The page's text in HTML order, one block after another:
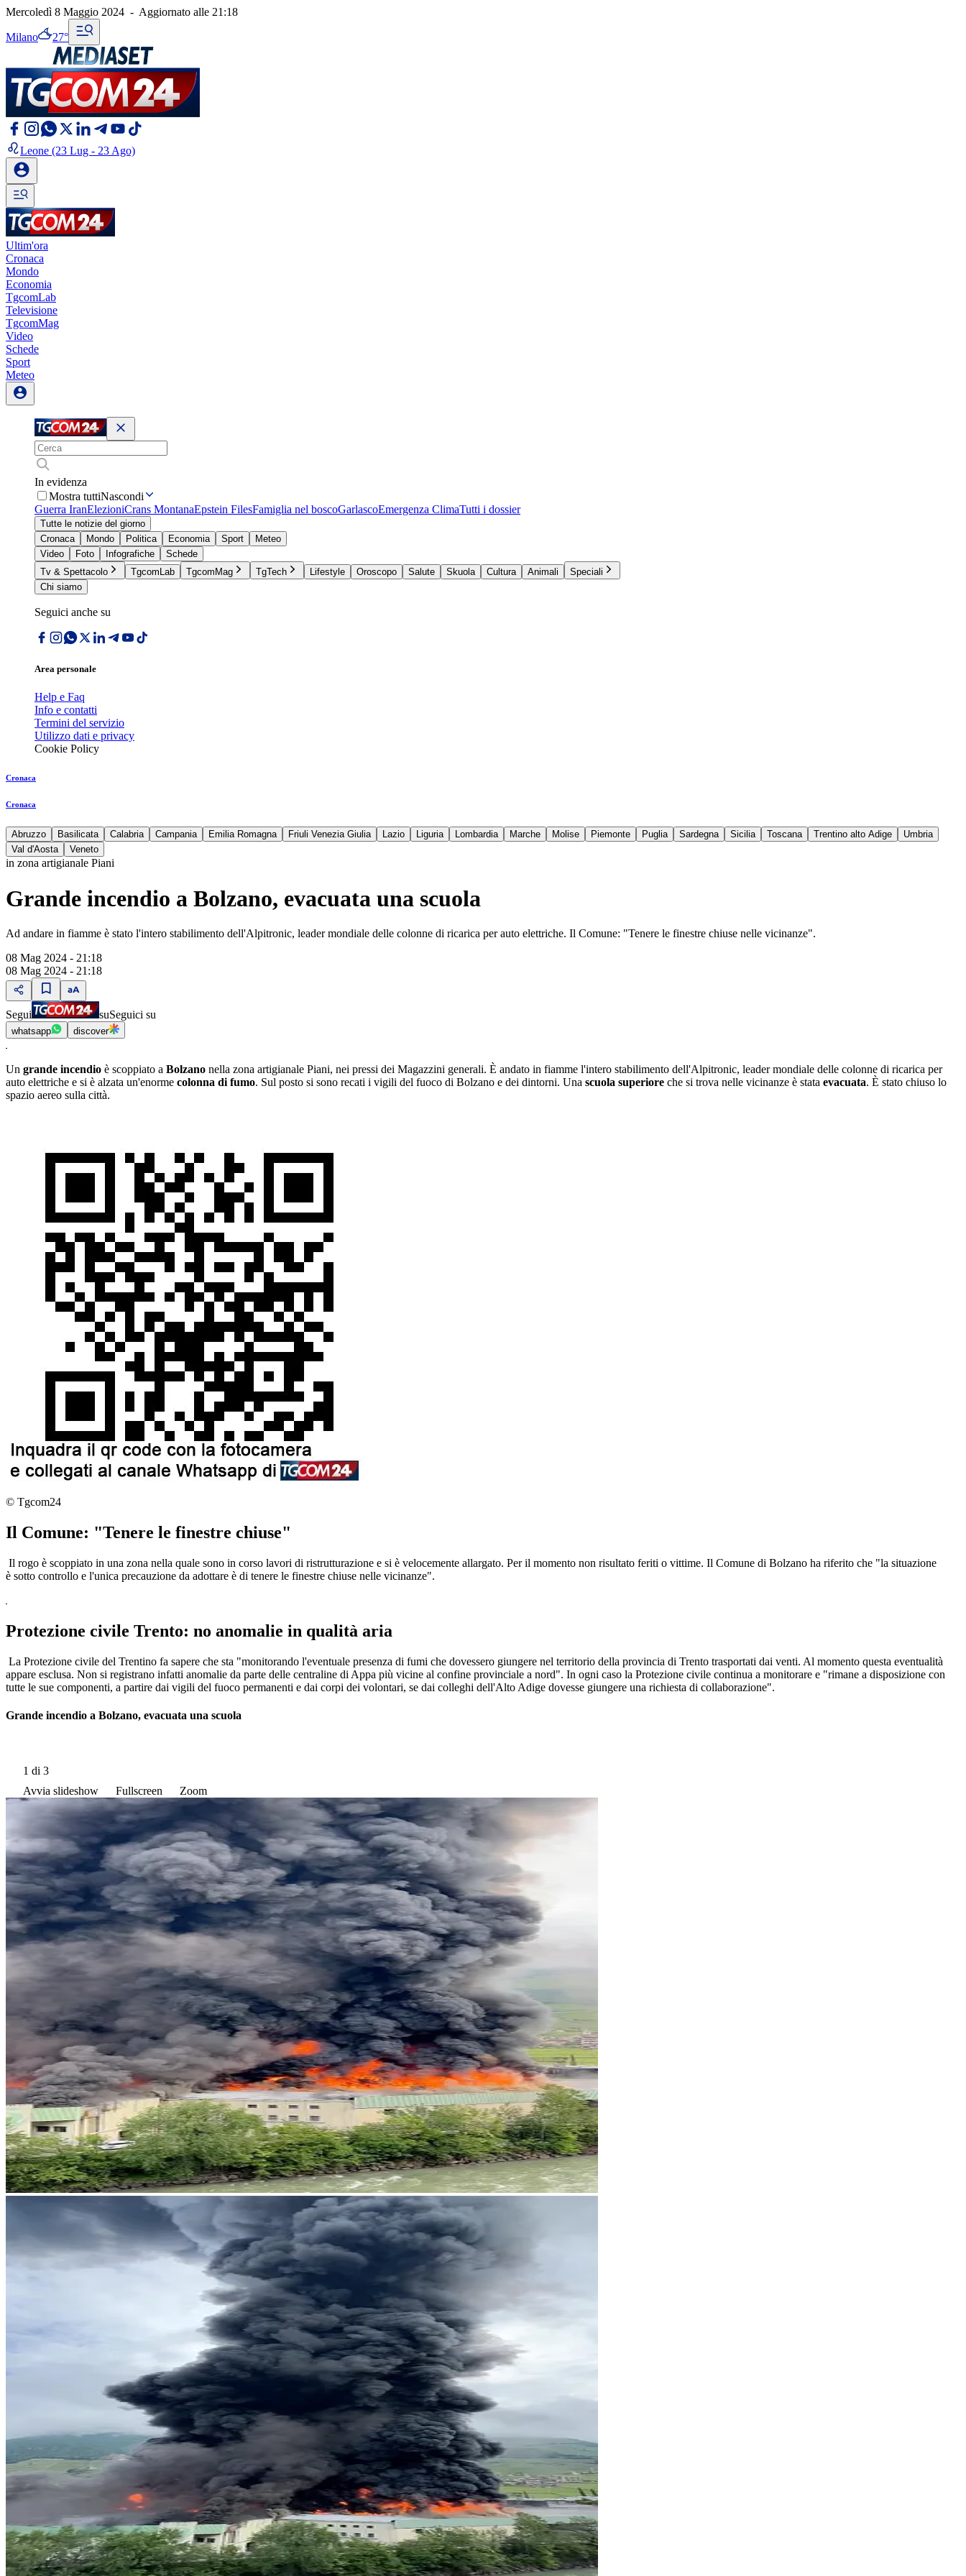
Mercoledì 8 Maggio 2024 - Aggiornato alle 21:18
Milano 27°
Leone (23 Lug - 23 Ago)
Ultim'ora
Cronaca
Mondo
Economia
TgcomLab
Televisione
TgcomMag
Video
Schede
Sport
Meteo
In evidenza
Mostra tuttiNascondi
Guerra IranElezioniCrans MontanaEpstein FilesFamiglia nel boscoGarlascoEmergenza ClimaTutti i dossier
Tutte le notizie del giorno
Cronaca
Mondo Politica Economia Sport
Meteo
Video
Foto Infografiche
Schede
Tv & Spettacolo
TgcomLab TgcomMag TgTech Lifestyle Oroscopo Salute Skuola Cultura Animali
Speciali
Chi siamo
Seguici anche su
Area personale
Help e Faq
Info e contatti
Termini del servizio
Utilizzo dati e privacy
Cookie Policy
Cronaca
Cronaca
Abruzzo Basilicata Calabria Campania Emilia Romagna Friuli Venezia Giulia Lazio Liguria Lombardia Marche Molise Piemonte Puglia Sardegna Sicilia Toscana Trentino alto Adige
Umbria
Val d'Aosta
Veneto
in zona artigianale Piani
Grande incendio a Bolzano, evacuata una scuola
Ad andare in fiamme è stato l'intero stabilimento dell'Alpitronic, leader mondiale delle colonne di ricarica per auto elettriche. Il Comune: "Tenere le finestre chiuse nelle vicinanze".
08 Mag 2024 - 21:18
08 Mag 2024 - 21:18
Segui suSeguici su
whatsapp discover
Un grande incendio è scoppiato a Bolzano nella zona artigianale Piani, nei pressi dei Magazzini generali. È andato in fiamme l'intero stabilimento dell'Alpitronic, leader mondiale delle colonne di ricarica per
auto elettriche e si è alzata un'enorme colonna di fumo. Sul posto si sono recati i vigili del fuoco di Bolzano e dei dintorni. Una scuola superiore che si trova nelle vicinanze è stata evacuata. È stato chiuso lo
spazio aereo sulla città.
© Tgcom24
Il Comune: "Tenere le finestre chiuse"
Il rogo è scoppiato in una zona nella quale sono in corso lavori di ristrutturazione e si è velocemente allargato. Per il momento non risultato feriti o vittime. Il Comune di Bolzano ha riferito che "la situazione
è sotto controllo e l'unica precauzione da adottare è di tenere le finestre chiuse nelle vicinanze".
Protezione civile Trento: no anomalie in qualità aria
La Protezione civile del Trentino fa sapere che sta "monitorando l'eventuale presenza di fumi che dovessero giungere nel territorio della provincia di Trento trasportati dai venti. Al momento questa eventualità
appare esclusa. Non si registrano infatti anomalie da parte delle centraline di Appa più vicine al confine provinciale a nord". In ogni caso la Protezione civile continua a monitorare e "rimane a disposizione con
tutte le sue componenti, a partire dai vigili del fuoco permanenti e dai corpi dei volontari, se dai colleghi dell'Alto Adige dovesse giungere una richiesta di collaborazione".
Grande incendio a Bolzano, evacuata una scuola
1 di 3
Avvia slideshow
Fullscreen Zoom